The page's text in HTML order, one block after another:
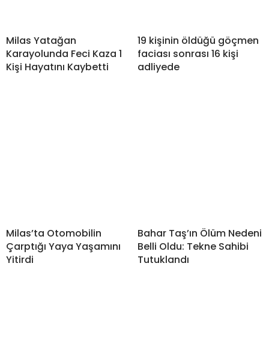
Milas Yatağan
Karayolunda Feci Kaza 1
Kişi Hayatını Kaybetti
19 kişinin öldüğü göçmen
faciası sonrası 16 kişi
adliyede
Milas’ta Otomobilin
Çarptığı Yaya Yaşamını
Yitirdi
Bahar Taş’ın Ölüm Nedeni
Belli Oldu: Tekne Sahibi
Tutuklandı